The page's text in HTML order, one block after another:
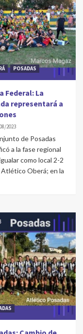
POSADAS
Federal: La
representará a
2023
de Posadas
a la fase regional
como local 2-2
Oberá; en la